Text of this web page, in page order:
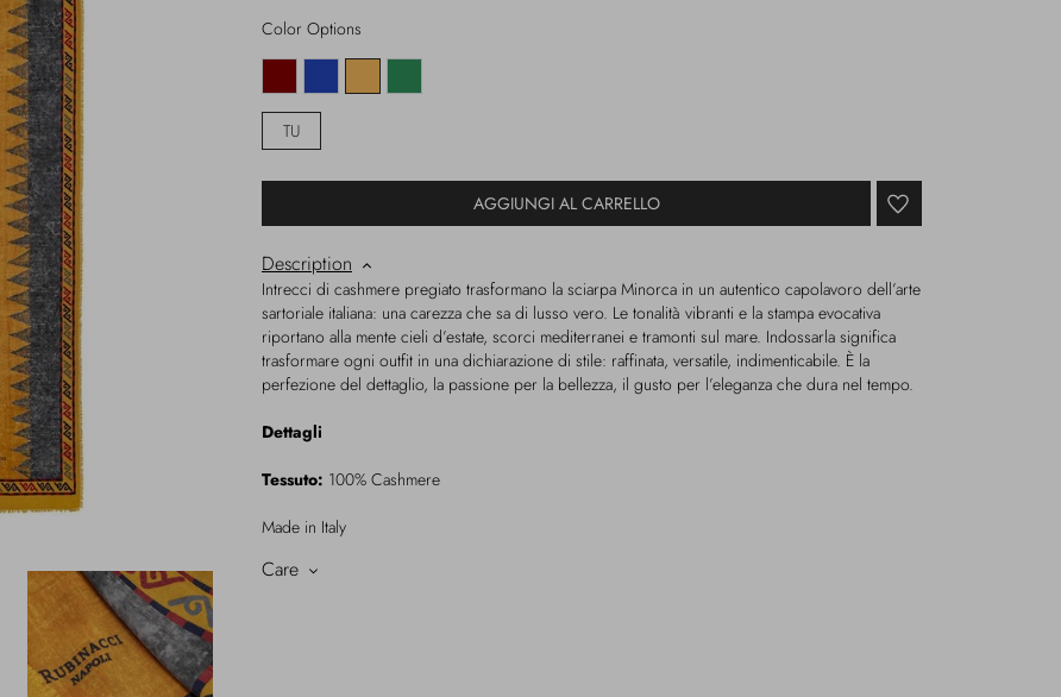
Color Options
TU
AGGIUNGI AL CARRELLO
Description
Intrecci di cashmere pregiato trasformano la sciarpa Minorca in un autentico capolavoro dell’arte
sartoriale italiana: una carezza che sa di lusso vero. Le tonalità vibranti e la stampa evocativa
riportano alla mente cieli d’estate, scorci mediterranei e tramonti sul mare. Indossarla significa
trasformare ogni outfit in una dichiarazione di stile: raffinata, versatile, indimenticabile. È la
perfezione del dettaglio, la passione per la bellezza, il gusto per l’eleganza che dura nel tempo.
Dettagli
Tessuto: 100% Cashmere
Made in Italy
Care